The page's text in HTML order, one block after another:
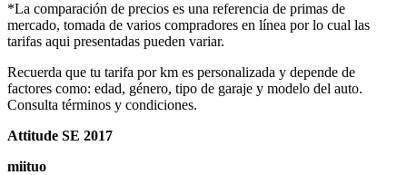
*La comparación de precios es una referencia de primas de
mercado, tomada de varios compradores en línea por lo cual las
tarifas aqui presentadas pueden variar.
Recuerda que tu tarifa por km es personalizada y depende de
factores como: edad, género, tipo de garaje y modelo del auto.
Consulta términos y condiciones.
Attitude SE 2017
miituo